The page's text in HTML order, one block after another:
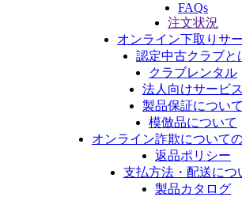
FAQs
注文状況
オンライン下取りサ
認定中古クラブと
クラブレンタル
法人向けサービス
製品保証について
模倣品について
オンライン詐欺について
返品ポリシー
支払方法・配送につ
製品カタログ